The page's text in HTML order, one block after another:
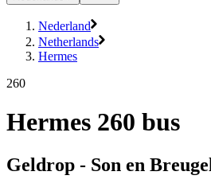
Nederland
Netherlands
Hermes
260
Hermes 260 bus
Geldrop - Son en